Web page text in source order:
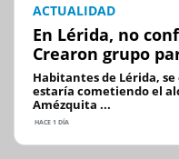
ACTUALIDAD
En Lérida, no
Crearon grupo
Habitantes de Lérida,
estaría cometiendo el
Amézquita ...
HACE 1 DÍA